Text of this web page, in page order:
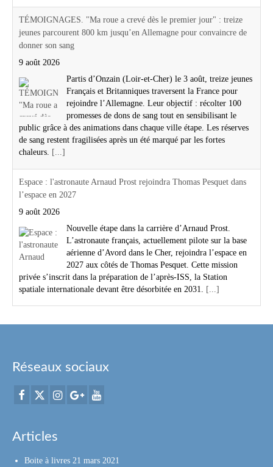
TÉMOIGNAGES. "Ma roue a crevé dès le premier jour" : treize
jeunes parcourent 800 km jusqu’en Allemagne pour convaincre de
donner son sang
9 août 2026
Partis d’Onzain (Loir-et-Cher) le 3 août, treize jeunes
Français et Britanniques traversent la France pour
rejoindre l’Allemagne. Leur objectif : récolter 100
promesses de dons de sang tout en sensibilisant le
public grâce à des animations dans chaque ville étape. Les réserves
de sang restent fragilisées après un été marqué par les fortes
chaleurs. [...]
Espace : l'astronaute Arnaud Prost rejoindra Thomas Pesquet dans
l’espace en 2027
9 août 2026
Nouvelle étape dans la carrière d’Arnaud Prost.
L’astronaute français, actuellement pilote sur la base
aérienne d’Avord dans le Cher, rejoindra l’espace en
2027 aux côtés de Thomas Pesquet. Cette mission
privée s’inscrit dans la préparation de l’après-ISS, la Station
spatiale internationale devant être désorbitée en 2031. [...]
Réseaux sociaux
Articles
Boite à livres 21 mars 2021